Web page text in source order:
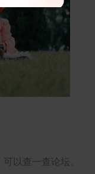
以查一查论坛、